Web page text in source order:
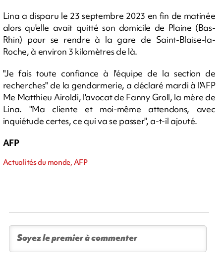
Lina a disparu le 23 septembre 2023 en fin de matinée
alors qu'elle avait quitté son domicile de Plaine (Bas-
Rhin) pour se rendre à la gare de Saint-Blaise-la-
Roche, à environ 3 kilomètres de là.
"Je fais toute confiance à l'équipe de la section de
recherches" de la gendarmerie, a déclaré mardi à l'AFP
Me Matthieu Airoldi, l'avocat de Fanny Groll, la mère de
Lina. "Ma cliente et moi-même attendons, avec
inquiétude certes, ce qui va se passer", a-t-il ajouté.
AFP
Actualités du monde, AFP